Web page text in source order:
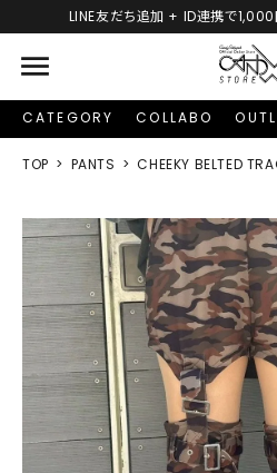
LINE友だち追加 + ID連携で1,000
menu
CATEGORY COLLABO
TOP PANTS CHEEKY BELTED